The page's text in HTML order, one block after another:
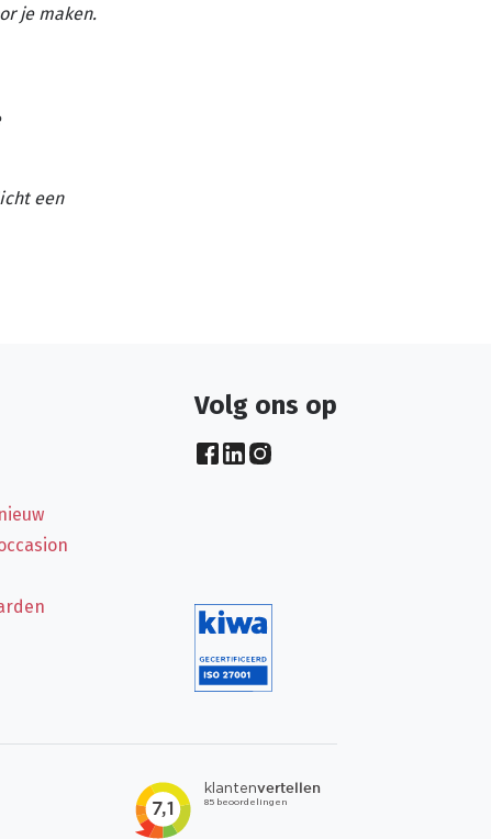
je maken.
een
Volg ons op